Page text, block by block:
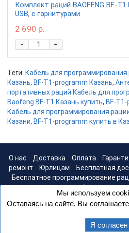
Комплект раций BAOFENG BF-
USB, с гарнитурами
2 690 р.
+
-
Теги: Кабель для программирования
Казань, BF-T1-programm Казань,
портативных раций Кабель для
Baofeng BF-T1 Казань купить, BF-
Кабель для программирования
Казани, BF-T1-programm купить в
О нас Доставка Оплата
ремонт
Юрлицам
Бесплатная
Бесплатное программирование
Мы используем
Оставаясь на сайте, Вы
Я согласен